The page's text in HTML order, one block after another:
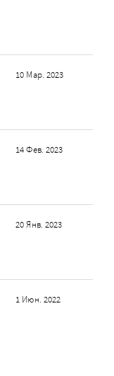
10 Мар. 2023
14 Фев. 2023
20 Янв. 2023
1 Июн. 2022